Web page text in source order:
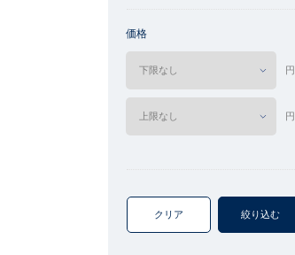
価格
円
クリア 絞り込む